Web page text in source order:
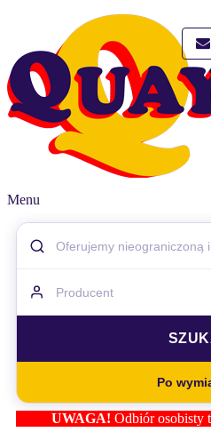
Menu
Po
UWAGA!Odbiór osobisty